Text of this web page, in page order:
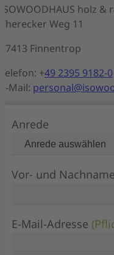
ISOWOODHAUS holz &
Therecker Weg 11
57413 Finnentrop
Telefon: +49 2395 9182-0
E-Mail: personal
Anrede
Vor- und Nachname
E-Mail-Adresse